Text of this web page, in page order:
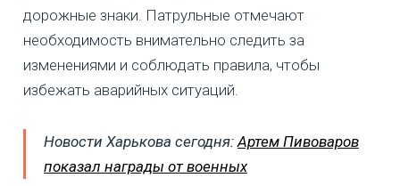
дорожные знаки. Патрульные отмечают
необходимость внимательно следить за
изменениями и соблюдать правила, чтобы
избежать аварийных ситуаций.
Новости Харькова сегодня: Артем Пивоваров
показал награды от военных